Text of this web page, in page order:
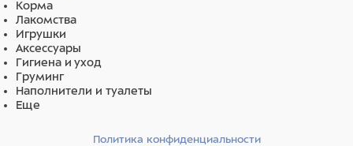
Корма
Лакомства
Игрушки
Аксессуары
Гигиена и уход
Груминг
Наполнители и туалеты
Еще
Политика конфиденциальности